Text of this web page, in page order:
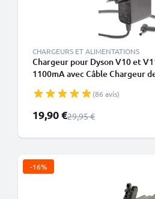
CHARGEURS ET ALIMENTATIONS
Chargeur pour Dyson V10 et
1100mA avec Câble Chargeur
(86 avis)
Prix spécial
19,90 €Prix normal
29,95 €
-16%